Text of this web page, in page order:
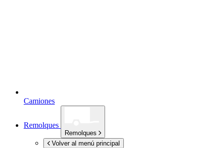
Camiones
Remolques
Remolques
Volver al menú principal